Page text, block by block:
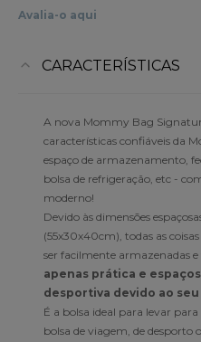
Avalia-o aqui
CARACTERÍSTICAS
A nova Mommy Bag
características confiáveis da
espaço de armazenamento,
bolsa de refrigeração, etc -
moderno!
Devido às dimensões
(55x30x40cm), todas as
ser facilmente armazenadas
apenas prática e
desportiva devido ao
É a bolsa ideal para levar
bolsa de viagem, de desporto